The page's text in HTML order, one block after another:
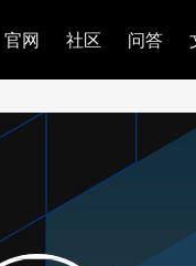
官网 社区 问答